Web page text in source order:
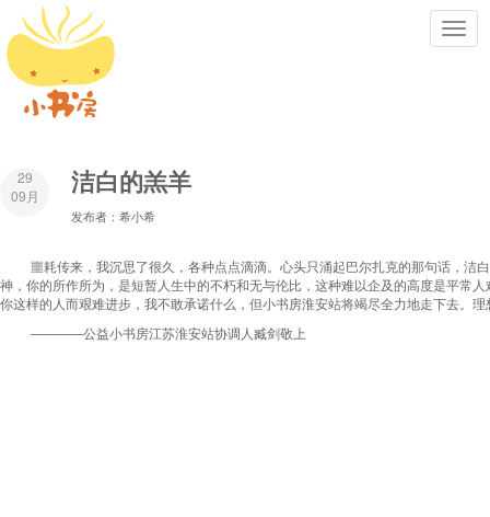
29
09月
洁白的羔羊
发布者：希小希
噩耗传来，我沉思了很久，各种点点滴滴。心头只涌起巴尔扎克的那句话，
神，你的所作所为，是短暂人生中的不朽和无与伦比，这种难以企及的高度是平常
你这样的人而艰难进步，我不敢承诺什么，但小书房淮安站将竭尽全力地走下去。
————公益小书房江苏淮安站协调人臧剑敬上